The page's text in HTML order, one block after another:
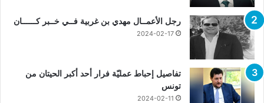
رجل الأعمــال مهدي بن غربية فــي خــبر كــــــان
2024-02-17
تفاصيل إحباط عمليّة فرار أحد أكبر الحيتان من
تونس
2024-02-11